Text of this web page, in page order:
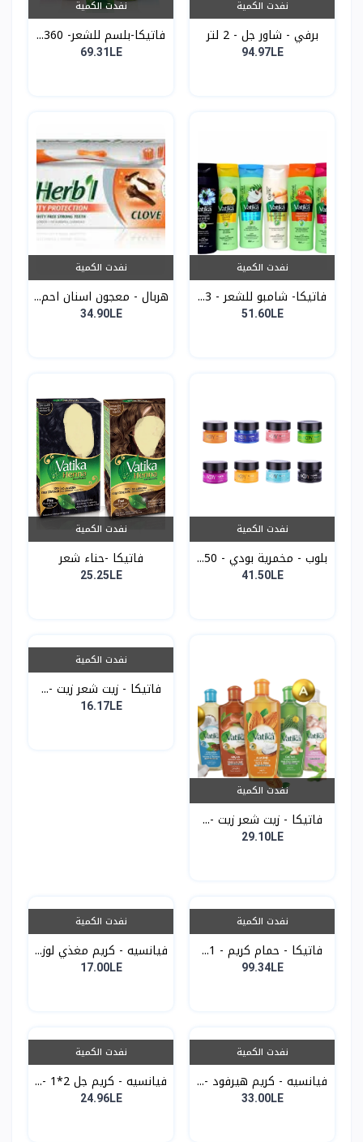
نفدت الكمية
برفي - شاور جل - 2 لتر
94.97LE
نفدت الكمية
فاتيكا-بلسم للشعر- 360...
69.31LE
نفدت الكمية
فاتيكا- شامبو للشعر - 3...
51.60LE
نفدت الكمية
هربال - معجون اسنان احم...
34.90LE
نفدت الكمية
بلوب - مخمرية بودي - 50...
41.50LE
نفدت الكمية
فاتيكا -حناء شعر
25.25LE
نفدت الكمية
فاتيكا - زيت شعر زيت -...
29.10LE
نفدت الكمية
فاتيكا - زيت شعر زيت -...
16.17LE
نفدت الكمية
فاتيكا - حمام كريم - 1...
99.34LE
نفدت الكمية
فيانسيه - كريم مغذي لوز...
17.00LE
نفدت الكمية
فيانسيه - كريم هيرفود -...
33.00LE
نفدت الكمية
فيانسيه - كريم جل 2*1 -...
24.96LE